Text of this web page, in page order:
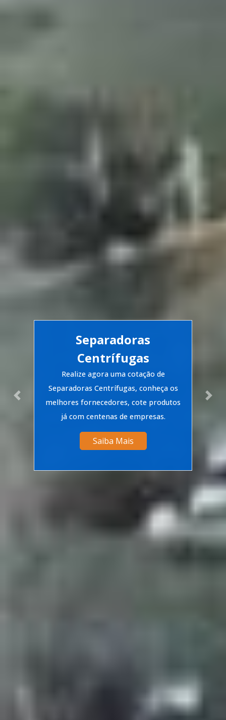
Separadoras
Centrífugas
Realize agora uma cotação de
Separadoras Centrífugas, conheça os
melhores fornecedores, cote produtos
já com centenas de empresas.
Saiba Mais
Previous Next